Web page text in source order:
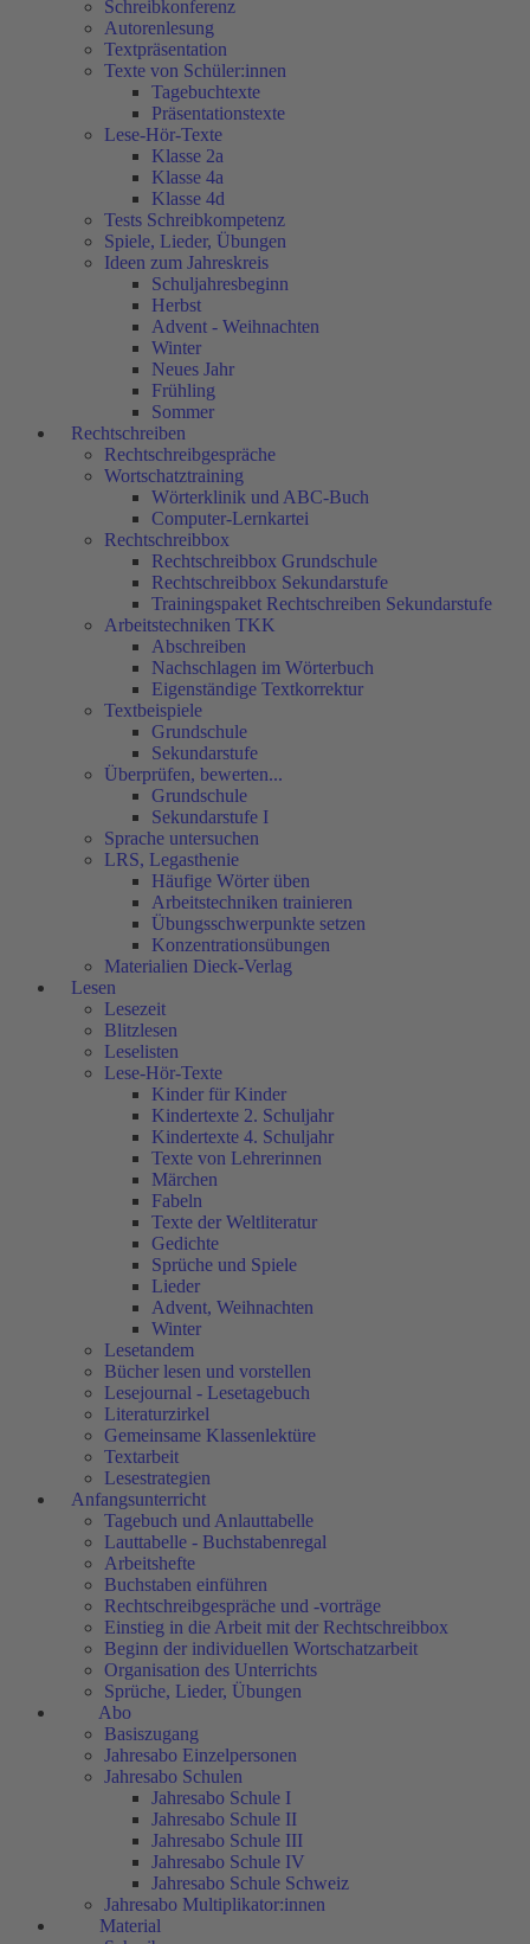
Schreibkonferenz
Autorenlesung
Textpräsentation
Texte von Schüler:innen
Tagebuchtexte
Präsentationstexte
Lese-Hör-Texte
Klasse 2a
Klasse 4a
Klasse 4d
Tests Schreibkompetenz
Spiele, Lieder, Übungen
Ideen zum Jahreskreis
Schuljahresbeginn
Herbst
Advent - Weihnachten
Winter
Neues Jahr
Frühling
Sommer
Rechtschreiben
Rechtschreibgespräche
Wortschatztraining
Wörterklinik und ABC-Buch
Computer-Lernkartei
Rechtschreibbox
Rechtschreibbox Grundschule
Rechtschreibbox Sekundarstufe
Trainingspaket Rechtschreiben Sekundarstufe
Arbeitstechniken TKK
Abschreiben
Nachschlagen im Wörterbuch
Eigenständige Textkorrektur
Textbeispiele
Grundschule
Sekundarstufe
Überprüfen, bewerten...
Grundschule
Sekundarstufe I
Sprache untersuchen
LRS, Legasthenie
Häufige Wörter üben
Arbeitstechniken trainieren
Übungsschwerpunkte setzen
Konzentrationsübungen
Materialien Dieck-Verlag
Lesen
Lesezeit
Blitzlesen
Leselisten
Lese-Hör-Texte
Kinder für Kinder
Kindertexte 2. Schuljahr
Kindertexte 4. Schuljahr
Texte von Lehrerinnen
Märchen
Fabeln
Texte der Weltliteratur
Gedichte
Sprüche und Spiele
Lieder
Advent, Weihnachten
Winter
Lesetandem
Bücher lesen und vorstellen
Lesejournal - Lesetagebuch
Literaturzirkel
Gemeinsame Klassenlektüre
Textarbeit
Lesestrategien
Anfangsunterricht
Tagebuch und Anlauttabelle
Lauttabelle - Buchstabenregal
Arbeitshefte
Buchstaben einführen
Rechtschreibgespräche und -vorträge
Einstieg in die Arbeit mit der Rechtschreibbox
Beginn der individuellen Wortschatzarbeit
Organisation des Unterrichts
Sprüche, Lieder, Übungen
Abo
Basiszugang
Jahresabo Einzelpersonen
Jahresabo Schulen
Jahresabo Schule I
Jahresabo Schule II
Jahresabo Schule III
Jahresabo Schule IV
Jahresabo Schule Schweiz
Jahresabo Multiplikator:innen
Material